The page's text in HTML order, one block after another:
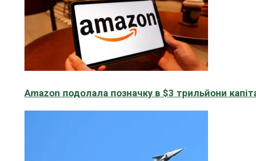
Amazon подолала позначку в $3 трильйони